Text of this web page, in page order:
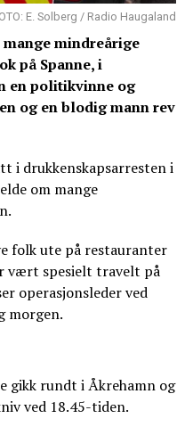
E. Solberg / Radio Haugaland
mindreårige
på Spanne, i
en politikvinne og
og en blodig mann rev
i drukkenskapsarresten i
om mange
folk ute på restauranter
vært spesielt travelt på
operasjonsleder ved
morgen.
gikk rundt i Åkrehamn og
ved 18.45-tiden.